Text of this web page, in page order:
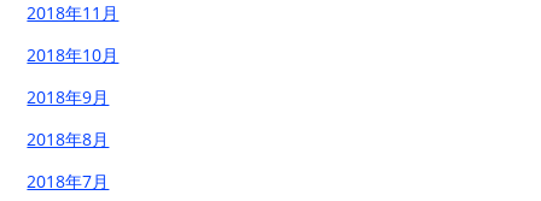
2018年11月
2018年10月
2018年9月
2018年8月
2018年7月